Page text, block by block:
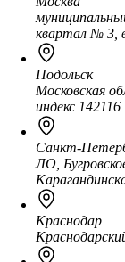
квартал № 3,
Подольск
Московская
индекс 142116
Санкт-
ЛО,
Краснодар